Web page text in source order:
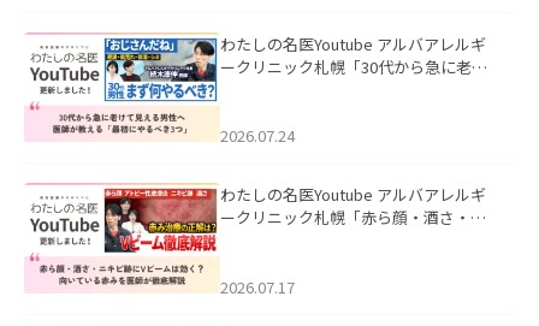
わたしの名医Youtube アルバアレルギ
ークリニック札幌「30代から急に老け
た。
2026.07.24
わたしの名医Youtube アルバアレルギ
ークリニック札幌「赤ら顔・酒さ・ニ
した。
2026.07.17